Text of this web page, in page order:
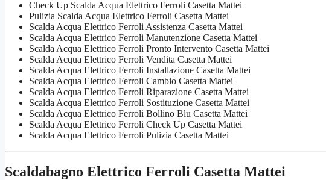
Check Up Scalda Acqua Elettrico Ferroli Casetta Mattei
Pulizia Scalda Acqua Elettrico Ferroli Casetta Mattei
Scalda Acqua Elettrico Ferroli Assistenza Casetta Mattei
Scalda Acqua Elettrico Ferroli Manutenzione Casetta Mattei
Scalda Acqua Elettrico Ferroli Pronto Intervento Casetta Mattei
Scalda Acqua Elettrico Ferroli Vendita Casetta Mattei
Scalda Acqua Elettrico Ferroli Installazione Casetta Mattei
Scalda Acqua Elettrico Ferroli Cambio Casetta Mattei
Scalda Acqua Elettrico Ferroli Riparazione Casetta Mattei
Scalda Acqua Elettrico Ferroli Sostituzione Casetta Mattei
Scalda Acqua Elettrico Ferroli Bollino Blu Casetta Mattei
Scalda Acqua Elettrico Ferroli Check Up Casetta Mattei
Scalda Acqua Elettrico Ferroli Pulizia Casetta Mattei
Scaldabagno Elettrico Ferroli Casetta Mattei